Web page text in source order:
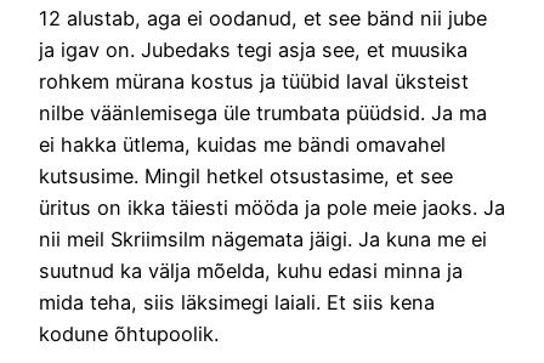
12 alustab, aga ei oodanud, et see bänd nii jube
ja igav on. Jubedaks tegi asja see, et muusika
rohkem mürana kostus ja tüübid laval üksteist
nilbe väänlemisega üle trumbata püüdsid. Ja ma
ei hakka ütlema, kuidas me bändi omavahel
kutsusime. Mingil hetkel otsustasime, et see
üritus on ikka täiesti mööda ja pole meie jaoks. Ja
nii meil Skriimsilm nägemata jäigi. Ja kuna me ei
suutnud ka välja mõelda, kuhu edasi minna ja
mida teha, siis läksimegi laiali. Et siis kena
kodune õhtupoolik.